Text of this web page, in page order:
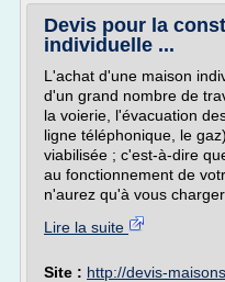
Devis pour la
individuelle ...
L'achat d'une maison
d'un grand nombre de
la voierie, l'évacuation
ligne téléphonique, le
viabilisée ; c'est-à-dire
au fonctionnement de
n'aurez qu'à vous
Lire la suite
Site : http://devis-